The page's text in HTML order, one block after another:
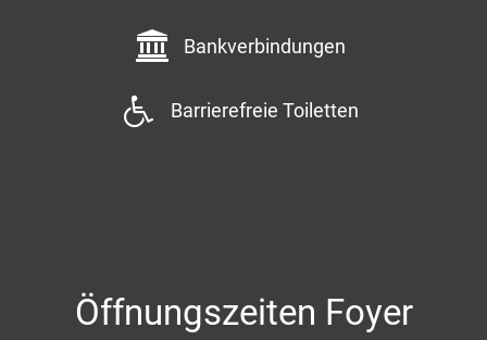
Bankverbindungen
Barrierefreie Toiletten
Öffnungszeiten Foyer